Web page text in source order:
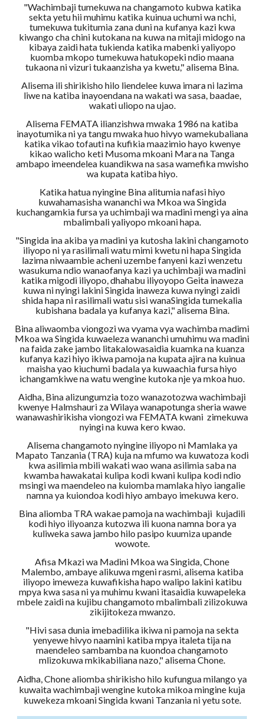
"Wachimbaji tumekuwa na changamoto kubwa katika
sekta yetu hii muhimu katika kuinua uchumi wa nchi,
tumekuwa tukitumia zana duni na kufanya kazi kwa
kiwango cha chini kutokana na kuwa na mitaji midogo na
kibaya zaidi hata tukienda katika mabenki yaliyopo
kuomba mkopo tumekuwa hatukopeki ndio maana
tukaona ni vizuri tukaanzisha ya kwetu," alisema Bina.
Alisema ili shirikisho hilo liendelee kuwa imara ni lazima
liwe na katiba inayoendana na wakati wa sasa, baadae,
wakati uliopo na ujao.
Alisema FEMATA ilianzishwa mwaka 1986 na katiba
inayotumika ni ya tangu mwaka huo hivyo wamekubaliana
katika vikao tofauti na kufikia maazimio hayo kwenye
kikao walicho keti Musoma mkoani Mara na Tanga
ambapo imeendelea kuandikwa na sasa wamefika mwisho
wa kupata katiba hiyo.
Katika hatua nyingine Bina alitumia nafasi hiyo
kuwahamasisha wananchi wa Mkoa wa Singida
kuchangamkia fursa ya uchimbaji wa madini mengi ya aina
mbalimbali yaliyopo mkoani hapa.
"Singida ina akiba ya madini ya kutosha lakini changamoto
iliyopo ni ya rasilimali watu mimi kwetu ni hapa Singida
lazima niwaambie acheni uzembe fanyeni kazi wenzetu
wasukuma ndio wanaofanya kazi ya uchimbaji wa madini
katika migodi iliyopo, dhahabu iliyoyopo Geita inaweza
kuwa ni nyingi lakini Singida inaweza kuwa nyingi zaidi
shida hapa ni rasilimali watu sisi wanaSingida tumekalia
kubishana badala ya kufanya kazi," alisema Bina.
Bina aliwaomba viongozi wa vyama vya wachimba madimi
Mkoa wa Singida kuwaeleza wananchi umuhimu wa madini
na faida zake jambo litakalowasaidia kuamka na kuanza
kufanya kazi hiyo ikiwa pamoja na kupata ajira na kuinua
maisha yao kiuchumi badala ya kuwaachia fursa hiyo
ichangamkiwe na watu wengine kutoka nje ya mkoa huo.
Aidha, Bina alizungumzia tozo wanazotozwa wachimbaji
kwenye Halmshauri za Wilaya wanapotunga sheria wawe
wanawashirikisha viongozi wa FEMATA kwani zimekuwa
nyingi na kuwa kero kwao.
Alisema changamoto nyingine iliyopo ni Mamlaka ya
Mapato Tanzania (TRA) kuja na mfumo wa kuwatoza kodi
kwa asilimia mbili wakati wao wana asilimia saba na
kwamba hawakatai kulipa kodi kwani kulipa kodi ndio
msingi wa maendeleo na kuiomba mamlaka hiyo iangalie
namna ya kuiondoa kodi hiyo ambayo imekuwa kero.
Bina aliomba TRA wakae pamoja na wachimbaji kujadili
kodi hiyo iliyoanza kutozwa ili kuona namna bora ya
kuliweka sawa jambo hilo pasipo kuumiza upande
wowote.
Afisa Mkazi wa Madini Mkoa wa Singida, Chone
Malembo, ambaye alikuwa mgeni rasmi, alisema katiba
iliyopo imeweza kuwafikisha hapo walipo lakini katibu
mpya kwa sasa ni ya muhimu kwani itasaidia kuwapeleka
mbele zaidi na kujibu changamoto mbalimbali zilizokuwa
zikijitokeza mwanzo.
"Hivi sasa dunia imebadilika ikiwa ni pamoja na sekta
yenyewe hivyo naamini katiba mpya italeta tija na
maendeleo sambamba na kuondoa changamoto
mlizokuwa mkikabiliana nazo," alisema Chone.
Aidha, Chone aliomba shirikisho hilo kufungua milango ya
kuwaita wachimbaji wengine kutoka mikoa mingine kuja
kuwekeza mkoani Singida kwani Tanzania ni yetu sote.